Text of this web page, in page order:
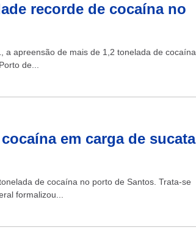
recorde de cocaína no
a apreensão de mais de 1,2 tonelada de cocaína
de...
em carga de sucata
de cocaína no porto de Santos. Trata-se
formalizou...